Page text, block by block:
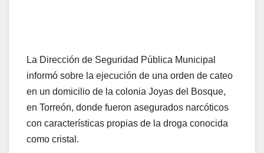
La Dirección de Seguridad Pública Municipal
informó sobre la ejecución de una orden de cateo
en un domicilio de la colonia Joyas del Bosque,
en Torreón, donde fueron asegurados narcóticos
con características propias de la droga conocida
como cristal.